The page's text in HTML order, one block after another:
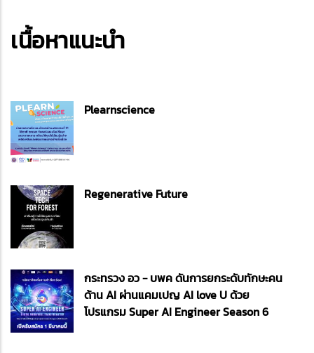
เนื้อหาแนะนำ
Plearnscience
Regenerative Future
กระทรวง อว - บพค ดันการยกระดับทักษะคน
ด้าน AI ผ่านแคมเปญ AI love U ด้วย
โปรแกรม Super AI Engineer Season 6